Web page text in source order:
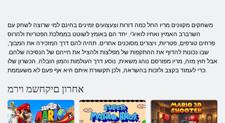
משחקים מקוונים מריו החל כמה דורות וצעצועים זמינים בחינם למי שרוצה לשחק עם
השרברב האמיץ ואחיו לואיג'י. יחד הם באומץ לשוטט בממלכת הפטריות ולהרוס
פרחים טורפים, פטריות, ויצורים מסוכנים אחרים. תהיה להם דרך המזכירה את המבוך,
שבו נכונות להדוף את ההתקפות של מפלצות ולהציל את חייהם של הנסיכה שלהם.
אבל חוץ מזה, מריו מפורסם נוהג משאית, נוסע דרך העולמות והמון הובלה. הכשרון שלו
כדי לעמוד בקצב ולזכות בהשראה, ולכן תקשורת איתם היא אף פעם לא משעממת.
אחרון םיקחשמ וירמ